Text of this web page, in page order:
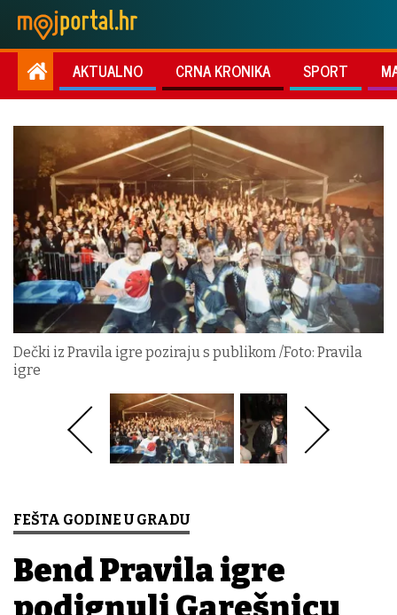
AKTUALNO CRNA KRONIKA SPORT
Dečki iz Pravila igre poziraju s publikom /Foto: Pravila
igre
FEŠTA GODINE U GRADU
Bend Pravila igre